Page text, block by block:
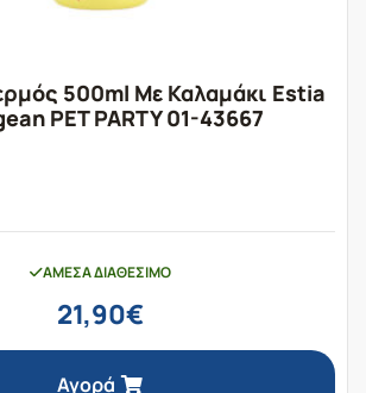
γραμμή εργαλείων
500ml Με Καλαμάκι Estia
PET PARTY 01-43667
ΆΜΕΣΑ ΔΙΑΘΈΣΙΜΟ
21,90€
Αγορά